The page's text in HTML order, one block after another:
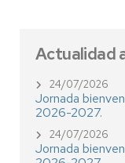
Actualidad
24/07/2026
Jornada
2026-2027.
24/07/2026
Jornada